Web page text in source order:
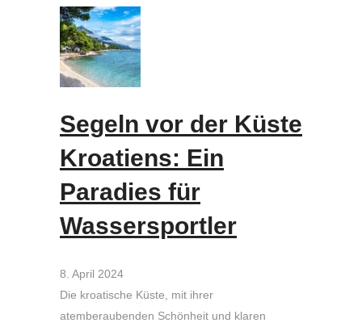
Segeln vor der Küste
Kroatiens: Ein
Paradies für
Wassersportler
8. April 2024
Die kroatische Küste, mit ihrer
atemberaubenden Schönheit und klaren